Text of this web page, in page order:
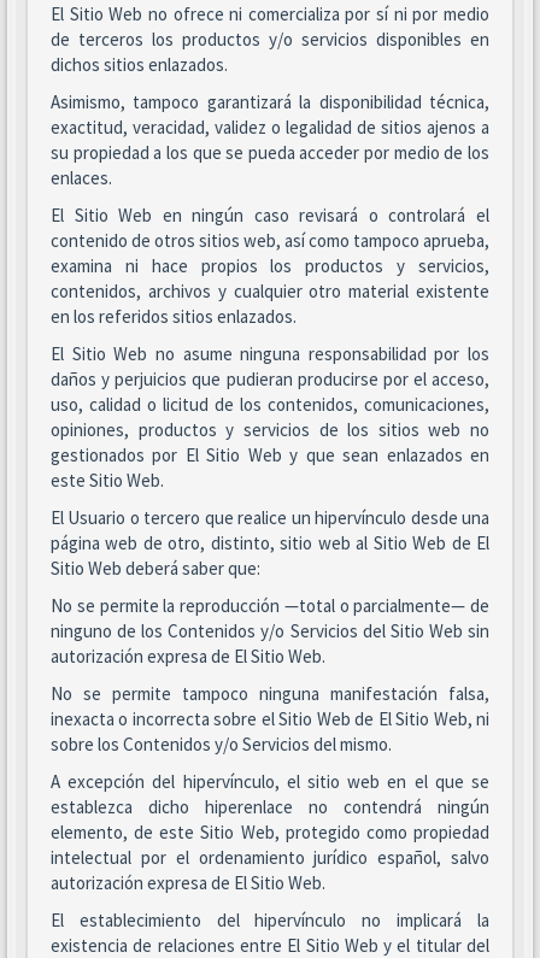
El Sitio Web no ofrece ni comercializa por sí ni por medio
de terceros los productos y/o servicios disponibles en
dichos sitios enlazados.
Asimismo, tampoco garantizará la disponibilidad técnica,
exactitud, veracidad, validez o legalidad de sitios ajenos a
su propiedad a los que se pueda acceder por medio de los
enlaces.
El Sitio Web en ningún caso revisará o controlará el
contenido de otros sitios web, así como tampoco aprueba,
examina ni hace propios los productos y servicios,
contenidos, archivos y cualquier otro material existente
en los referidos sitios enlazados.
El Sitio Web no asume ninguna responsabilidad por los
daños y perjuicios que pudieran producirse por el acceso,
uso, calidad o licitud de los contenidos, comunicaciones,
opiniones, productos y servicios de los sitios web no
gestionados por El Sitio Web y que sean enlazados en
este Sitio Web.
El Usuario o tercero que realice un hipervínculo desde una
página web de otro, distinto, sitio web al Sitio Web de El
Sitio Web deberá saber que:
No se permite la reproducción —total o parcialmente— de
ninguno de los Contenidos y/o Servicios del Sitio Web sin
autorización expresa de El Sitio Web.
No se permite tampoco ninguna manifestación falsa,
inexacta o incorrecta sobre el Sitio Web de El Sitio Web, ni
sobre los Contenidos y/o Servicios del mismo.
A excepción del hipervínculo, el sitio web en el que se
establezca dicho hiperenlace no contendrá ningún
elemento, de este Sitio Web, protegido como propiedad
intelectual por el ordenamiento jurídico español, salvo
autorización expresa de El Sitio Web.
El establecimiento del hipervínculo no implicará la
existencia de relaciones entre El Sitio Web y el titular del